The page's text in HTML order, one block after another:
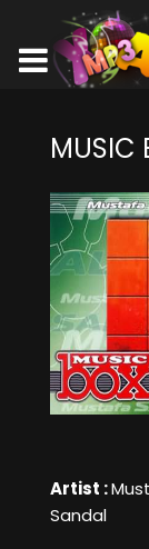
MUSIC
Artist :
Sandal